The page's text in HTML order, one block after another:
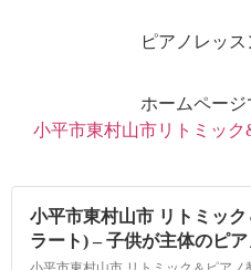
ピアノレッ
ホームページ
小平市東村山市リトミック
小平市東村山市 リトミッ
ラート) – 子供が主体のピ